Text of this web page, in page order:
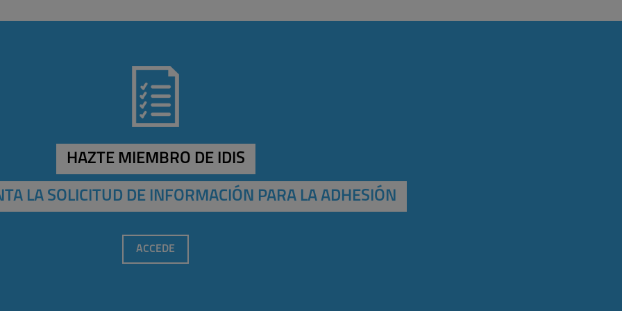
HAZTE MIEMBRO DE IDIS
LA SOLICITUD DE INFORMACIÓN PARA LA ADHESIÓN
ACCEDE